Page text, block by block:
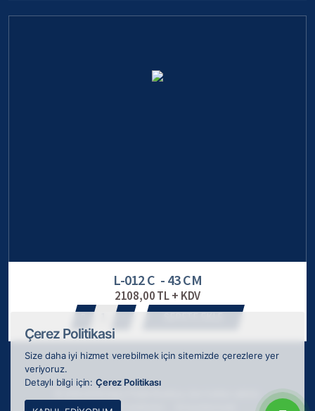
L-012 C - 43 CM
2108,00 TL + KDV
Webkokteyli tarafından
Çerez Politikasi
Size daha iyi hizmet verebilmek için sitemizde çerezlere yer
veriyoruz.
Detaylı bilgi için: Çerez Politikası